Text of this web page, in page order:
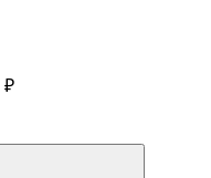
₽